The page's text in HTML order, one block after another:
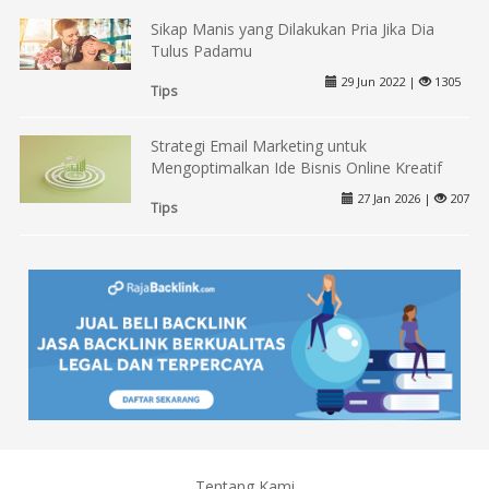
Sikap Manis yang Dilakukan Pria Jika Dia
Tulus Padamu
Tips
29 Jun 2022 | 1305
Strategi Email Marketing untuk
Mengoptimalkan Ide Bisnis Online Kreatif
Tips
27 Jan 2026 | 207